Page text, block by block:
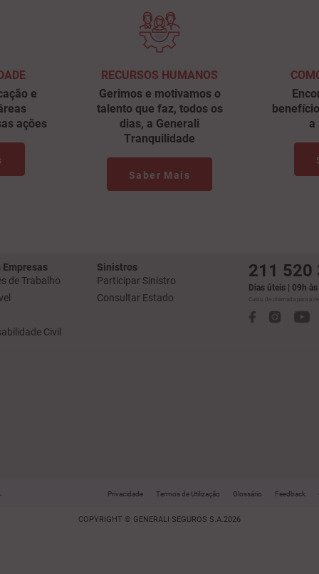
e
ações
RECURSOS HUMANOS
Gerimos e motivamos o
talento que faz, todos os
dias, a Generali
Tranquilidade
Saber Mais
a
Empresas
de Trabalho
Civil
Sinistros
Participar Sinistro
Consultar Estado
211 520
Dias úteis | 09h
Custo de chamada para a
Privacidade Termos de Utilização Glossário Feedback
COPYRIGHT © GENERALI SEGUROS S.A.2026